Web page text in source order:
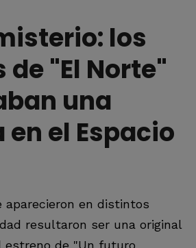
los
"El Norte"
una
el Espacio
aparecieron en distintos
resultaron ser una original
estreno de "Un futuro